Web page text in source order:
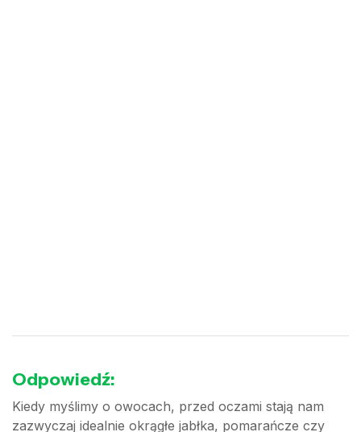
Odpowiedź:
Kiedy myślimy o owocach, przed oczami stają nam
zazwyczaj idealnie okrągłe jabłka, pomarańcze czy